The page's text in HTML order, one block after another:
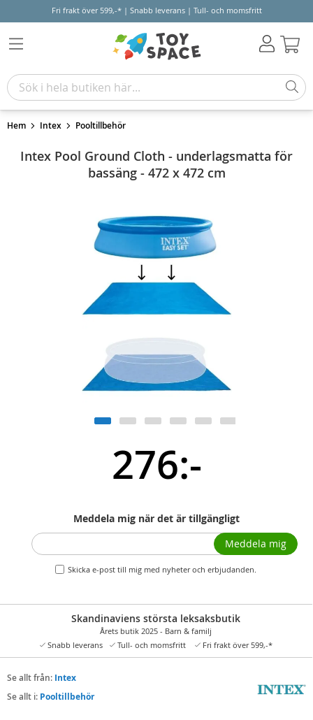
Fri frakt över 599,-* | Snabb leverans | Tull- och momsfritt
Hem Intex Pooltillbehör
Intex Pool Ground Cloth - underlagsmatta för
bassäng - 472 x 472 cm
276:-
Meddela mig när det är tillgängligt
Skicka e-post till mig med nyheter och erbjudanden.
Meddela mig
Skandinaviens största leksaksbutik
Årets butik 2025 - Barn & familj
Snabb leverans
Tull- och momsfritt Fri frakt över 599,-*
Se allt från: Intex
Se allt i: Pooltillbehör